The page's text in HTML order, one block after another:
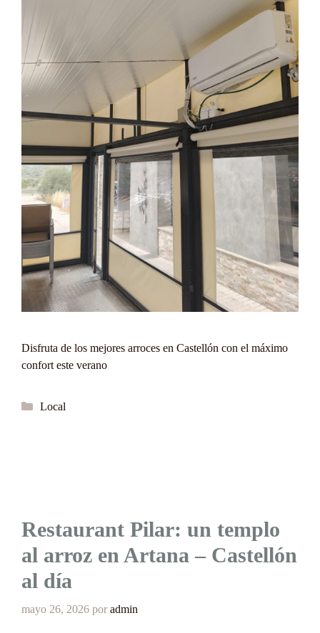
Disfruta de los mejores arroces en Castellón con el máximo
confort este verano
Categorías
Local
Restaurant Pilar: un templo
al arroz en Artana – Castellón
al día
mayo 26, 2026 por admin